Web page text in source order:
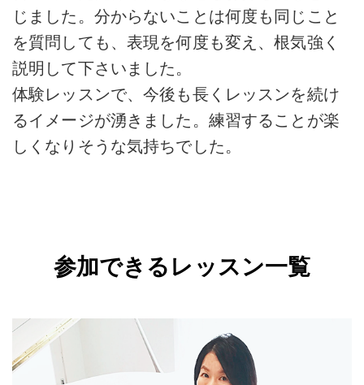
じました。分からないことは何度も同じこと
を質問しても、表現を何度も変え、根気強く
説明して下さいました。
体験レッスンで、今後も長くレッスンを続け
るイメージが湧きました。練習することが楽
しくなりそうな気持ちでした。
参加できるレッスン一覧